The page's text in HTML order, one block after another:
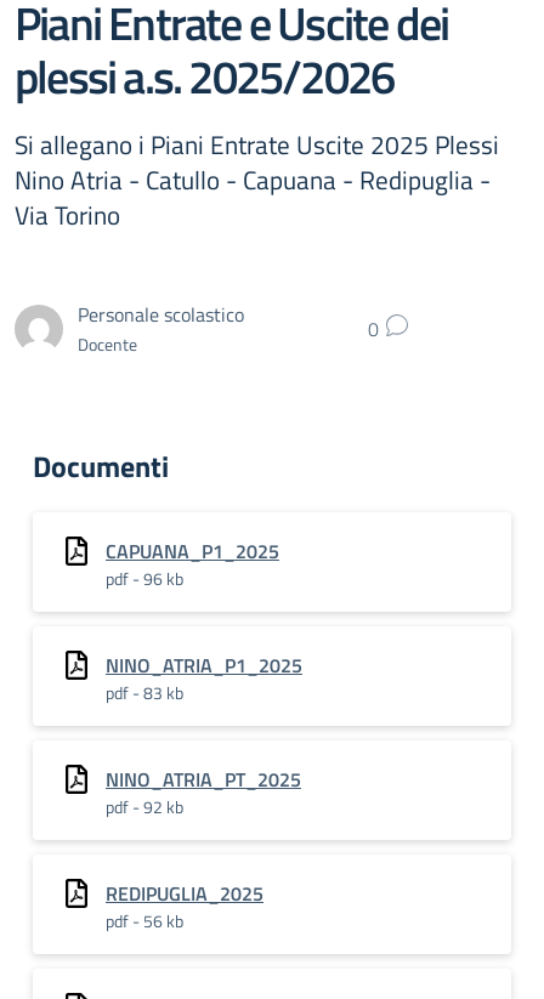
Piani Entrate e Uscite dei
plessi a.s. 2025/2026
Si allegano i Piani Entrate Uscite 2025 Plessi
Nino Atria - Catullo - Capuana - Redipuglia -
Via Torino
Personale scolastico
Docente 0
Documenti
CAPUANA_P1_2025
pdf - 96 kb
NINO_ATRIA_P1_2025
pdf - 83 kb
NINO_ATRIA_PT_2025
pdf - 92 kb
REDIPUGLIA_2025
pdf - 56 kb